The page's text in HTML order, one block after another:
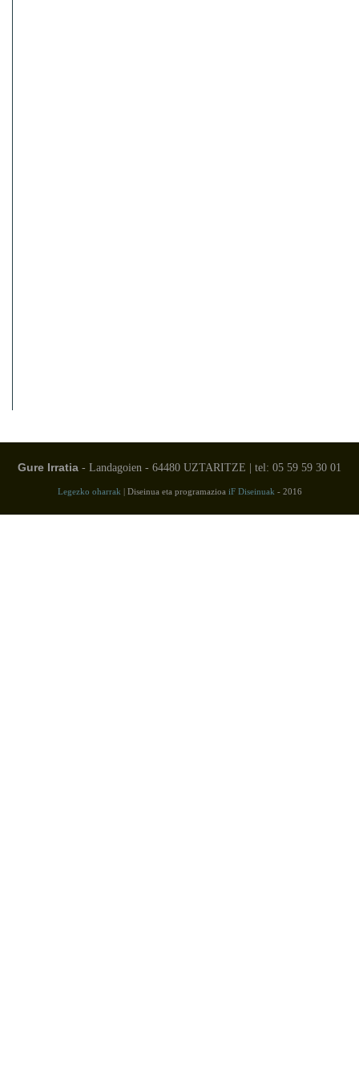
Gure Irratia - Landagoien - 64480 UZTARITZE | tel: 05 59 59 30 01
Legezko oharrak | Diseinua eta programazioa iF Diseinuak - 2016